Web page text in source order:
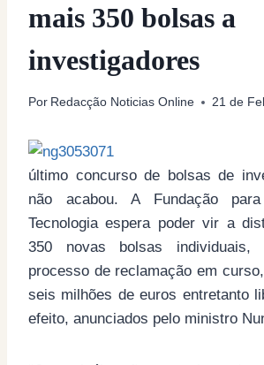
mais 350 bolsas a
investigadores
Por Redacção Noticias Online 21 de
último concurso de bolsas de
não acabou. A Fundação
Tecnologia espera poder vir a
350 novas bolsas
processo de reclamação em
seis milhões de euros entretanto
efeito, anunciados pelo ministro